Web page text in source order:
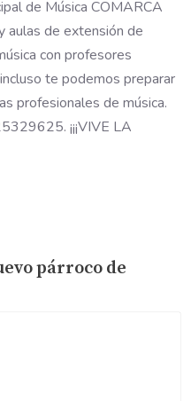
de Música COMARCA
aulas de extensión de
con profesores
te podemos preparar
profesionales de música.
¡¡¡VIVE LA
párroco de